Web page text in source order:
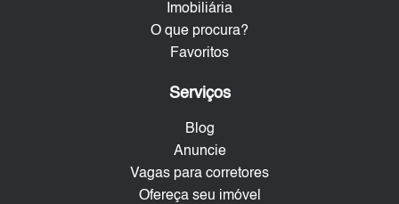
Imobiliária
O que procura?
Favoritos
Serviços
Blog
Anuncie
Vagas para corretores
Ofereça seu imóvel